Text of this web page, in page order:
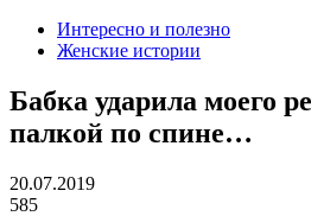
Интересно и полезно
Женские истории
Бабка ударила моего
палкой по спине…
20.07.2019
585